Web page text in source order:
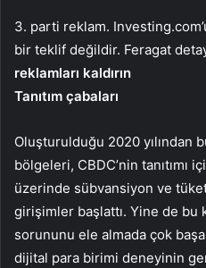
3. parti reklam.
bir teklif değildir. Feragat
reklamları kaldırın
Tanıtım çabaları
Oluşturulduğu 2020 yılından
bölgeleri, CBDC’nin tanıtımı
üzerinde sübvansiyon ve
girişimler başlattı. Yine de
sorununu ele almada çok
dijital para birimi deneyinin